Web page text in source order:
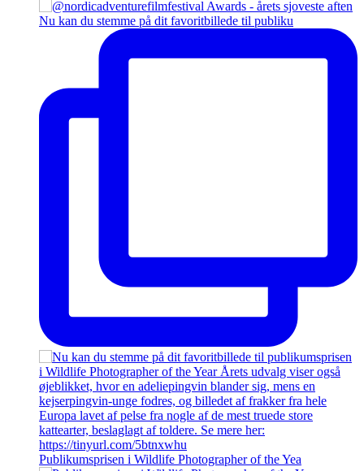
Nu kan du stemme på dit favoritbillede til publiku
Publikumsprisen i Wildlife Photographer of the Yea